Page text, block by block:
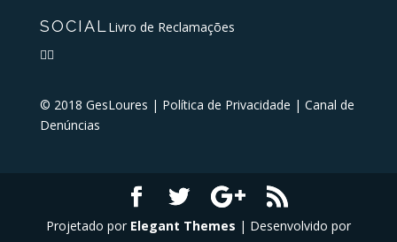
SOCIAL

Livro de Reclamações
© 2018 GesLoures | Política de Privacidade | Canal de
Denúncias
Projetado por Elegant Themes | Desenvolvido por